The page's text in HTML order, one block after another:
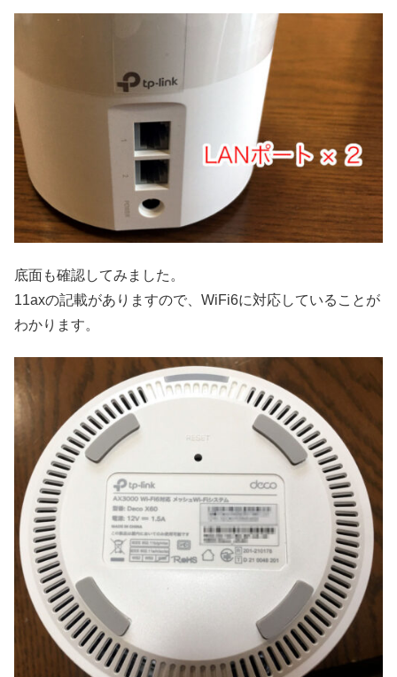
底面も確認してみました。
11axの記載がありますので、WiFi6に対応していることが
わかります。